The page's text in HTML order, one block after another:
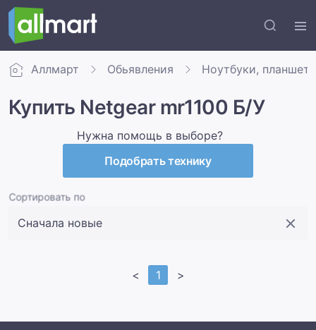
Аллмарт Обьявления Ноутбуки,
Купить Netgear mr1100 Б/У
Нужна помощь в выборе?
Подобрать технику
Сортировать по
< 1 >